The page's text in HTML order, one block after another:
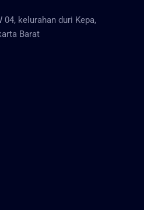
04, kelurahan duri Kepa,
Barat